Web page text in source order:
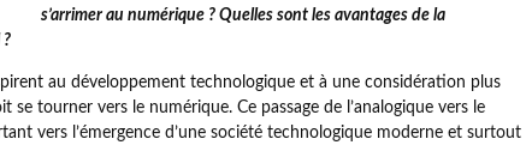
s’arrimer au numérique ? Quelles sont les avantages de la
au développement technologique et à une considération plus
se tourner vers le numérique. Ce passage de l’analogique vers le
vers l’émergence d’une société technologique moderne et surtout